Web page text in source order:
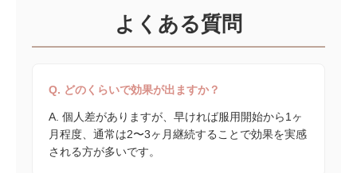
よくある質問
Q. どのくらいで効果が出ますか？
A. 個人差がありますが、早ければ服用開始から1ヶ
月程度、通常は2〜3ヶ月継続することで効果を実感
される方が多いです。